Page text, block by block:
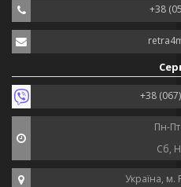
+38
+38
Пн-
Сб,
Україна, м.